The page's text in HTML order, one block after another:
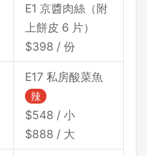
E1 京醬肉絲（附
上餅皮 6 片）
$398 / 份
E17 私房酸菜魚
辣
$548 / 小
$888 / 大